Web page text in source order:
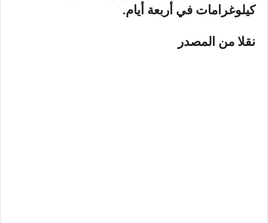
كيلوغرامات في أربعة أيام.
نقلا من المصدر